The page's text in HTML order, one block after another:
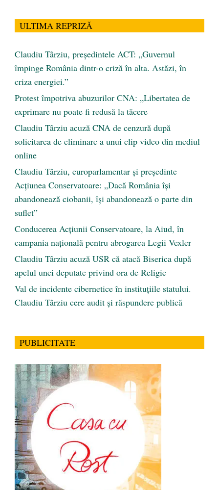
ULTIMA REPRIZĂ
Claudiu Târziu, președintele ACT: „Guvernul
împinge România dintr-o criză în alta. Astăzi, în
criza energiei.”
Protest împotriva abuzurilor CNA: „Libertatea de
exprimare nu poate fi redusă la tăcere
Claudiu Târziu acuză CNA de cenzură după
solicitarea de eliminare a unui clip video din mediul
online
Claudiu Târziu, europarlamentar și președinte
Acțiunea Conservatoare: „Dacă România își
abandonează ciobanii, își abandonează o parte din
suflet”
Conducerea Acțiunii Conservatoare, la Aiud, în
campania națională pentru abrogarea Legii Vexler
Claudiu Târziu acuză USR că atacă Biserica după
apelul unei deputate privind ora de Religie
Val de incidente cibernetice în instituțiile statului.
Claudiu Târziu cere audit și răspundere publică
PUBLICITATE